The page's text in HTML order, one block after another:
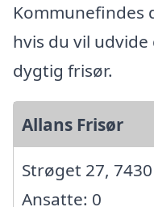
Kommunefindes
hvis du vil
dygtig frisør.
Allans Frisør
Strøget 27,
Ansatte: 0